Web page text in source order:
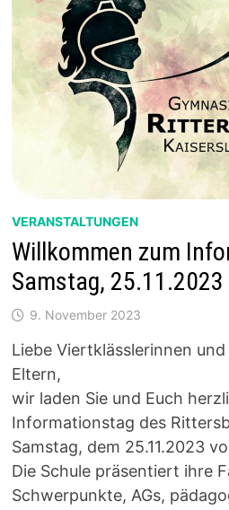
VERANSTALTUNGEN
Willkommen zum
Samstag, 25.11.2023
9. November 2023
Liebe Viertklässlerinnen
Eltern,
wir laden Sie und Euch
Informationstag des
Samstag, dem 25.11.2023
Die Schule präsentiert ihre
Schwerpunkte, AGs,